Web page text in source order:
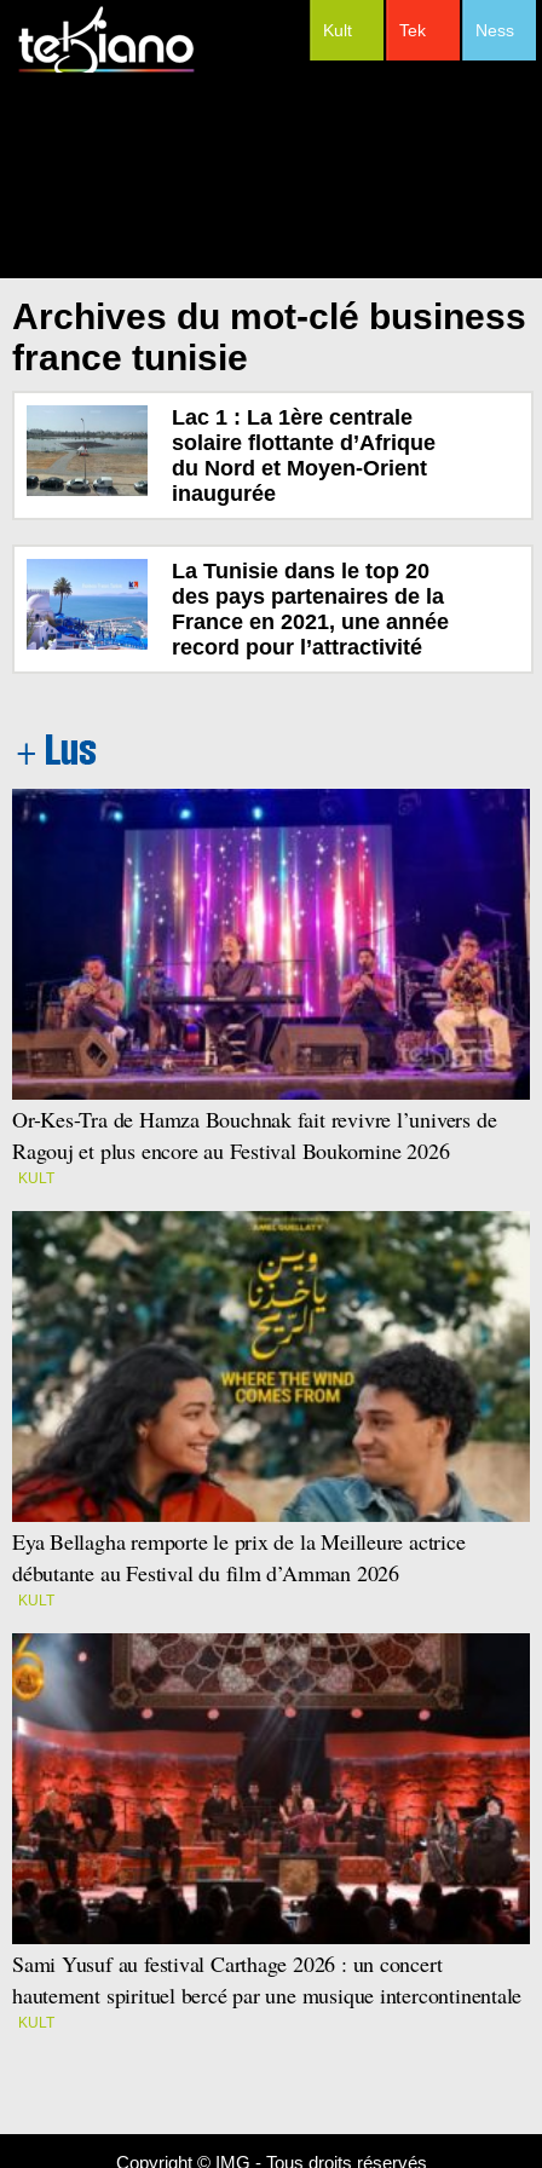
Ness
Tek
Kult
Archives du mot-clé business
france tunisie
Lac 1 : La 1ère centrale
solaire flottante d’Afrique
du Nord et Moyen-Orient
inaugurée
La Tunisie dans le top 20
des pays partenaires de la
France en 2021, une année
record pour l’attractivité
Or-Kes-Tra de Hamza Bouchnak fait revivre l’univers de
Ragouj et plus encore au Festival Boukornine 2026
KULT
Eya Bellagha remporte le prix de la Meilleure actrice
débutante au Festival du film d’Amman 2026
KULT
Sami Yusuf au festival Carthage 2026 : un concert
hautement spirituel bercé par une musique intercontinentale
KULT
Copyright © IMG - Tous droits réservés